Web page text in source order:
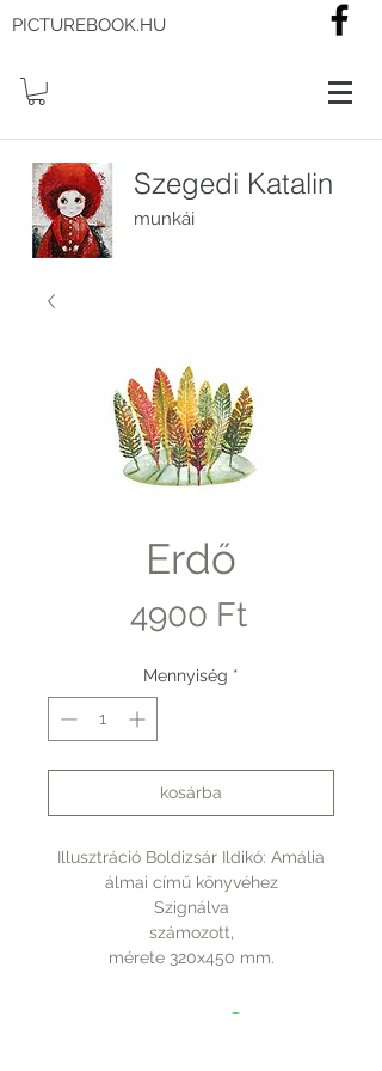
PICTUREBOOK.HU
Szegedi Katalin
munkái
Erdő
4900 FtÁr
Mennyiség *
kosárba
Illusztráció Boldizsár Ildikó: Amália
álmai című könyvéhez
Szignálva
számozott,
mérete 320x450 mm.